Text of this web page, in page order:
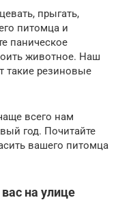
прыгать,
питомца и
паническое
животное. Наш
такие резиновые
всего нам
год. Почитайте
вашего питомца
на улице